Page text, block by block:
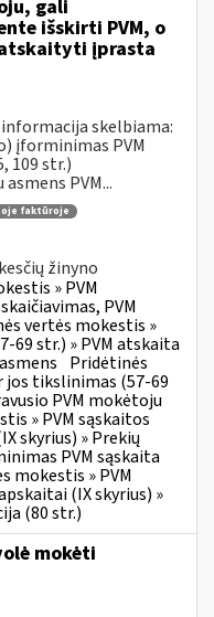
gali
išskirti PVM, o
įprasta
skelbiama:
įforminimas PVM
109 str.)
PVM...
faktūroje
žinyno
» PVM
PVM
vertės mokestis »
69 str.) » PVM atskaita
Pridėtinės
jos tikslinimas (57-69
PVM mokėtoju
» PVM sąskaitos
skyrius) » Prekių
PVM sąskaita
mokestis » PVM
(IX skyrius) »
(80 str.)
mokėti